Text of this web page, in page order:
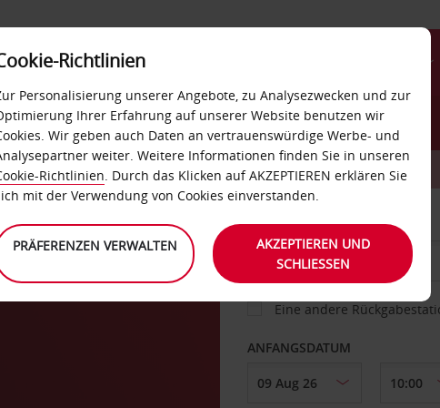
SELF-SERVICES
FAHRZEUG
ABHOLEN VON
Eine andere
ANFANGSDATUM
Richtlinien
Personalisierung unserer Angebote, zu Analysezwecken und zur
Ihrer Erfahrung auf unserer Website benutzen wir
Wir geben auch Daten an vertrauenswürdige Werbe- und
weiter. Weitere Informationen finden Sie in unseren
Richtlinien. Durch das Klicken auf AKZEPTIEREN erklären Sie
mit der Verwendung von Cookies einverstanden.
PRÄFERENZEN VERWALTEN
AKZEPTIEREN UND
SCHLIESSEN